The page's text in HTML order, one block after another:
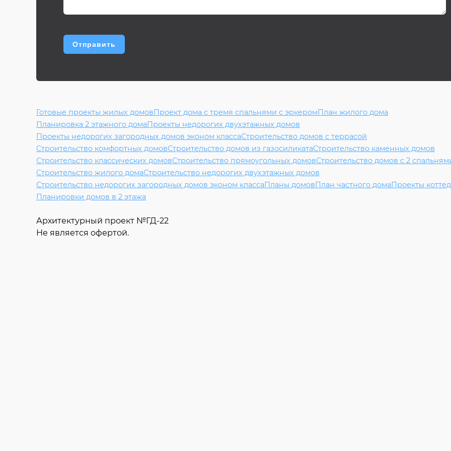
Готовые проекты жилых домовПроект дома с тремя спальнями с эркеромПлан жилого дома
Планировка 2 этажного домаПроекты недорогих двухэтажных домов
Проекты недорогих загородных домов эконом классаСтроительство домов с террасой
Строительство комфортных домовСтроительство домов из газосиликатаСтроительство каменных домов
Строительство классических домовСтроительство прямоугольных домовСтроительство домов с 2
Строительство жилого домаСтроительство недорогих двухэтажных домов
Строительство недорогих загородных домов эконом классаПланы домовПлан частного домаПроекты
Планировки домов в 2 этажа
Архитектурный проект №ГД-22
Не является офертой.